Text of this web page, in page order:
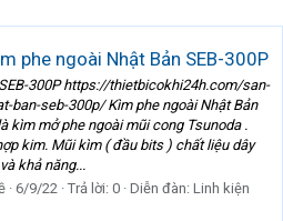
phe ngoài Nhật Bản SEB-300P
300P https://thietbicokhi24h.com/san-
ban-seb-300p/ Kìm phe ngoài Nhật Bản
kìm mở phe ngoài mũi cong Tsunoda .
kim. Mũi kìm ( đầu bits ) chất liệu dây
khả năng...
6/9/22 Trả lời: 0 Diễn đàn: Linh kiện